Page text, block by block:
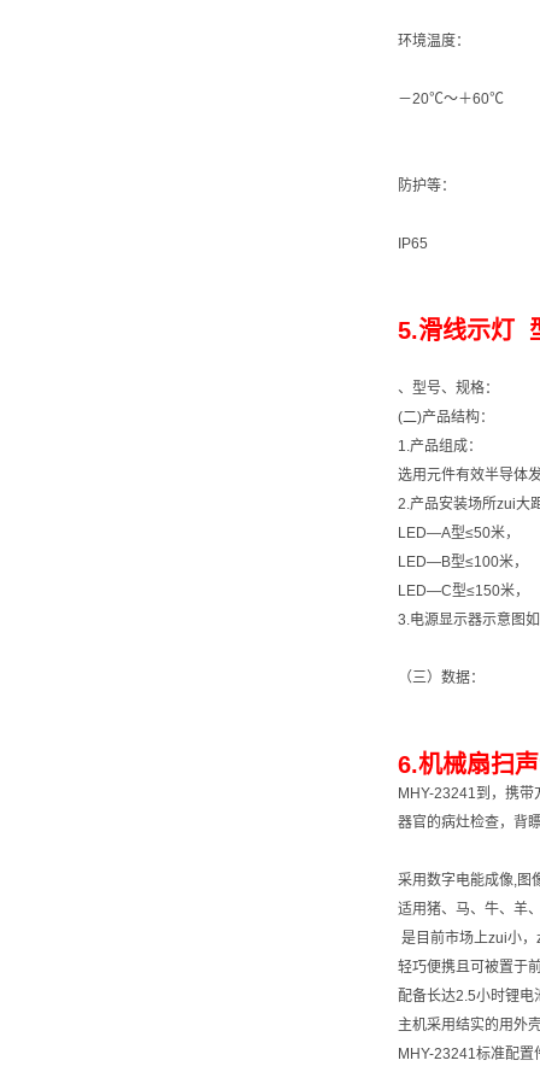
环境温度：
－20℃～＋60℃
防护等：
IP65
5.滑线示灯
、型号、规格：
(二)产品结构：
1.产品组成：
选用元件有效半导体
2.产品安装场所zui大
LED—A型≤50米，
LED—B型≤100米，
LED—C型≤150米，
3.电源显示器示意图
（三）数据：
6.机械扇扫
MHY-23241到，携
器官的病灶检查，背
采用数字电能成像,图
适用猪、马、牛、羊
是目前市场上zui小
轻巧便携且可被置于
配备长达2.5小时锂电
主机采用结实的用外
MHY-23241标准配置